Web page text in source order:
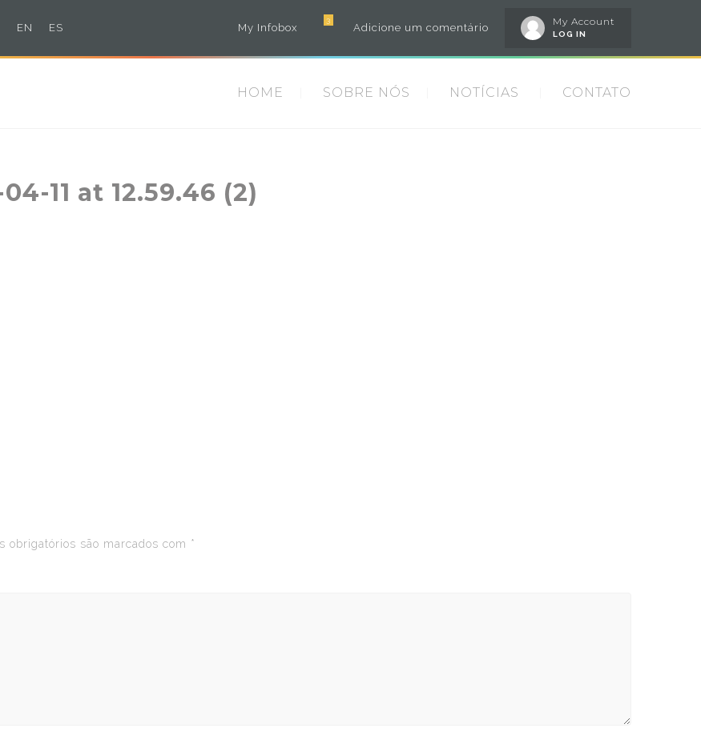
EN ES
My Account
LOG IN
Adicione um comentário
3
My Infobox
HOME SOBRE NÓS NOTÍCIAS CONTATO
11 at 12.59.46 (2)
obrigatórios são marcados com *